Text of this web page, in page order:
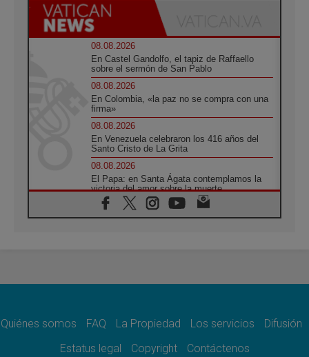
08.08.2026
En Castel Gandolfo, el tapiz de Raffaello
sobre el sermón de San Pablo
08.08.2026
En Colombia, «la paz no se compra con una
firma»
08.08.2026
En Venezuela celebraron los 416 años del
Santo Cristo de La Grita
08.08.2026
El Papa: en Santa Ágata contemplamos la
victoria del amor sobre la muerte
08.08.2026
León XIV visitará el Santuario de la Madre
07.08.2026
07.08.2026
el compromiso del cristiano"
Quiénes somos FAQ La Propiedad Los servicios
Difusión
Estatus legal
Copyright Contáctenos